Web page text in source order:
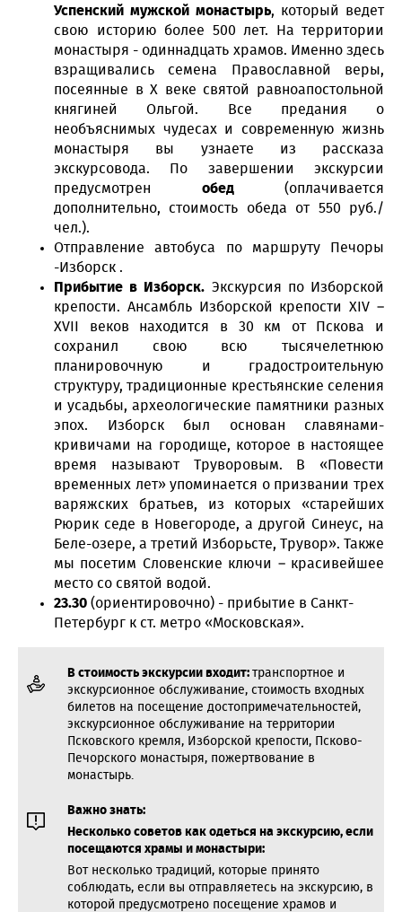
Успенский мужской монастырь, который ведет
свою историю более 500 лет. На территории
монастыря - одиннадцать храмов. Именно здесь
взращивались семена Православной веры,
посеянные в X веке святой равноапостольной
княгиней Ольгой. Все предания о
необъяснимых чудесах и современную жизнь
монастыря вы узнаете из рассказа
экскурсовода. По завершении экскурсии
предусмотрен обед(оплачивается
дополнительно, стоимость обеда от 550 руб./
чел.).
Отправление автобуса по маршруту Печоры
-Изборск .
Прибытие в
Изборск. Экскурсия по Изборской
крепости. Ансамбль Изборской крепости XIV –
XVII веков находится в 30 км от Пскова и
сохранил свою всю тысячелетнюю
планировочную и градостроительную
структуру, традиционные крестьянские селения
и усадьбы, археологические памятники разных
эпох. Изборск был основан славянами-
кривичами на городище, которое в настоящее
время называют Труворовым. В «Повести
временных лет» упоминается о призвании трех
варяжских братьев, из которых «старейших
Рюрик седе в Новегороде, а другой Синеус, на
Беле-озере, а третий Изборьсте, Трувор». Также
мы посетим Словенские ключи – красивейшее
место со святой водой.
23.30 (ориентировочно) - прибытие в Санкт-
Петербург к ст. метро «Московская».
В стоимость экскурсии входит: транспортное и
экскурсионное обслуживание, стоимость входных
билетов на посещение достопримечательностей,
экскурсионное обслуживание на территории
Псковского кремля, Изборской крепости, Псково-
Печорского монастыря, пожертвование в
монастырь.
Важно знать:
Несколько советов как одеться на экскурсию, если
посещаются храмы и монастыри:
Вот несколько традиций, которые принято
соблюдать, если вы отправляетесь на экскурсию, в
которой предусмотрено посещение храмов и